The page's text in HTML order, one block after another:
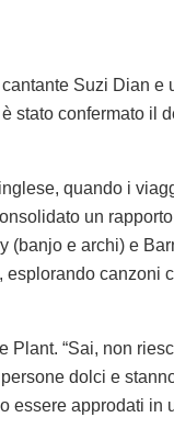
Suzi Dian e
confermato il
quando i
un
(banjo e archi) e
canzoni
“Sai, non
dolci e
approdati in